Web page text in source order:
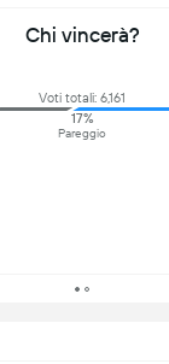
Chi vincerà?
Voti totali: 6,161
17%
Pareggio